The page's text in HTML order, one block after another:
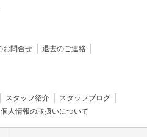
お問合せ
退去のご連絡
スタッフ紹介
スタッフブログ
個人情報の取扱いについて